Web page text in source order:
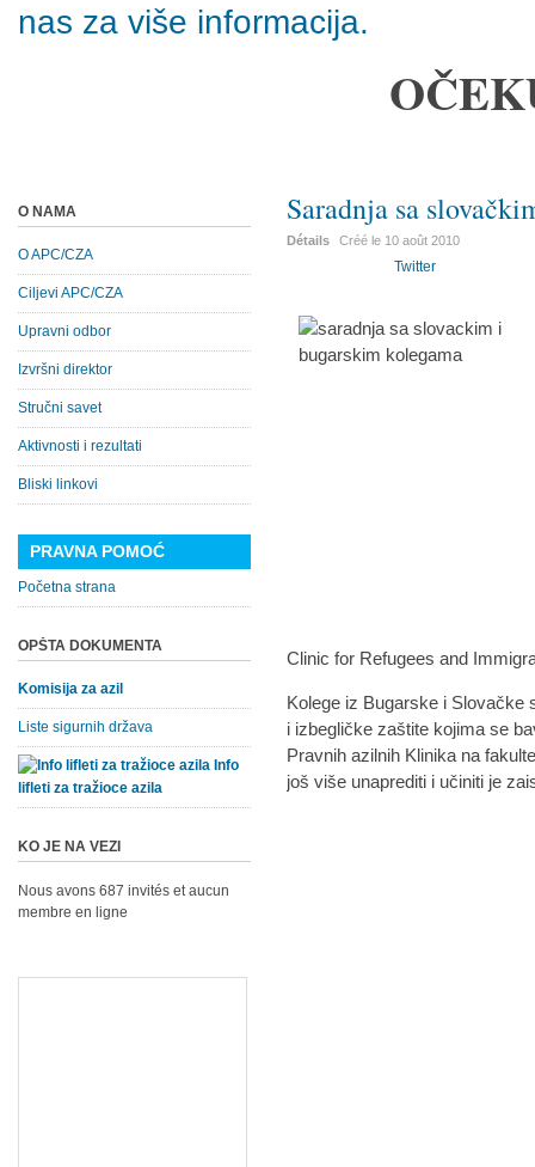
nas za više informacija.
Saradnja sa
Détails Créé le 10 août 2010
Twitter
Clinic for Refugees and
Kolege iz Bugarske i Slovačke
i izbegličke zaštite kojima se
Pravnih azilnih Klinika na
još više unaprediti i učiniti je
O NAMA
O APC/CZA
Ciljevi APC/CZA
Upravni odbor
Izvršni direktor
Stručni savet
Aktivnosti i rezultati
Bliski linkovi
PRAVNA POMOĆ
Početna strana
OPŠTA DOKUMENTA
Komisija za azil
Liste sigurnih država
Info
lifleti za tražioce azila
KO JE NA VEZI
Nous avons 687 invités et aucun
membre en ligne